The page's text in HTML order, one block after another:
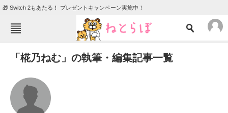
🎁 Switch 2もあたる！ プレゼントキャンペーン実施中！
TOP ニュース
エンタメ
グルメ
「椛乃ねむ」の執筆・編集記事一覧